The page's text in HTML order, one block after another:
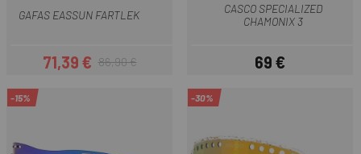
GAFAS EASSUN FARTLEK
Precio
71,39 €Precio regular
86,90 €
CASCO SPECIALIZED
CHAMONIX 3
Precio
69 €
-15% -30%